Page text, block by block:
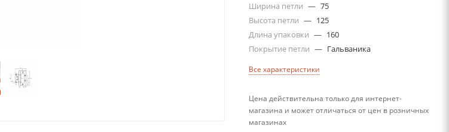
Ширина петли — 75
Высота петли — 125
Длина упаковки — 160
Покрытие петли — Гальваника
Все характеристики
Цена действительна только для интернет-
магазина и может отличаться от цен в розничных
магазинах